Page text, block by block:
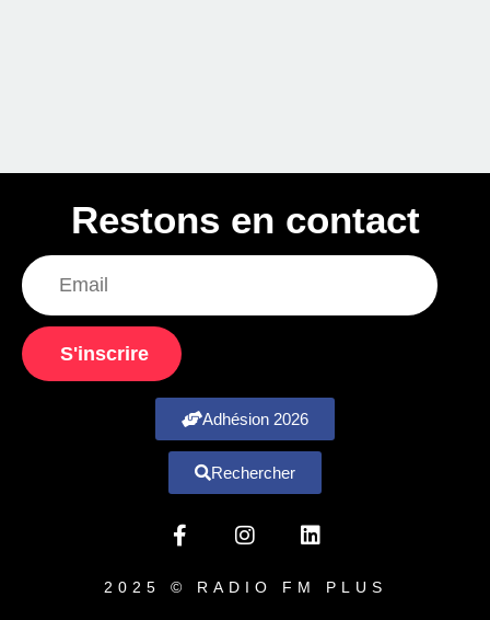
Restons en contact
S'inscrire
Adhésion 2026
Rechercher
2025 © RADIO FM PLUS